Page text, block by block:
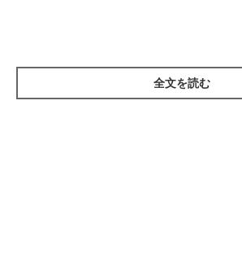
すよね。微笑ましい光景の「撮影エピソー
きました。
全文を読む